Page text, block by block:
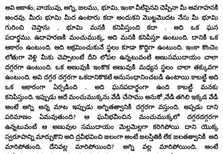
అవిఆకాశం, వాయువు, అగ్ని, జలము, భూమి. ఇంకా వీటిపైనవి చెప్పినా మీ అవగాహనకి
అందవు. మీరు భూమి మీద ఉంటారు కదా అందుకని మొట్టమొదట నేను మీ భూమి
గురించి చెప్తాను
. భూమి మనకి కనిపిస్తుంది కదా .
అది ఒక ఘన
పదార్థము. ఉదాహరణకి మంచుముక్క, అది మనకి కనిపిస్తూ ఉంటుంది. దానికి ఒక
ఆకారం ఉంటుంది. అది ఆక్రమించుకునే స్థలం కూడా కొద్దిగా ఉంటుంది. ఇంకా కొంచెం
లోతుగా వెళ్లి మీకు చెప్పాలంటే దీని లోపల ఉన్నటువంటి అణుసముదాయం చాలా
దగ్గరగా ఉంటుంది. ఒక అణువుకి ఇంకొక అణువుకి మధ్యన స్థలం చాలా తక్కువగా
ఉంటుంది. అవి దగ్గర దగ్గరగా ఒకదానికొకటి అనుసంధానించబడి ఉంటాయి కాబట్టి అది
ఒక ఆకారంగా ఏర్పడింది
. అది ఘనపదార్థంగా ఉంది
కాబట్టి మనకు
కనిపిస్తుంది. ఇప్పుడు అదే మంచుముక్కను వేడి చేసాము అనుకో ,వేడి తగిలి ఇక్కడ వేడి
అంటే అగ్ని అన్న మాట ఇప్పుడు అగ్నితత్వానికి దగ్గరగా వస్తుంది. అప్పడు దాని
పరిమాణం ఏమవుతుంది?
ఆ ఘనీభవీంచిన మంచుముక్కలో దగ్గరదగ్గరగా
ఉన్నటువంటి ఆ అణువుల సముదాయం మెల్లమెల్లగా కరిగిపోయి దాని యొక్క
స్వరూపాన్ని మార్చుకొని అది ద్రవీభవించి జలంగా అంటే జలస్తితికి లేక జలతత్వానికి అది
మారిపోతుంది.
దేనివల్ల మారిపోయింది? అగ్ని వల్ల మారిపోయింది.
అంటే